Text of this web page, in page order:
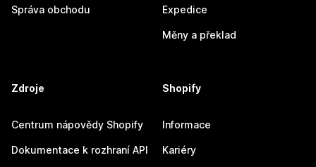
Správa obchodu Expedice
Měny a překlad
Zdroje
Centrum nápovědy Shopify
Dokumentace k rozhraní API
Shopify
Informace
Kariéry